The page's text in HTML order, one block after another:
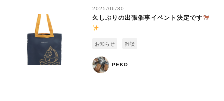
2025/06/30
久しぶりの出張催事イベント決定です
PEKO
お知らせ 雑談